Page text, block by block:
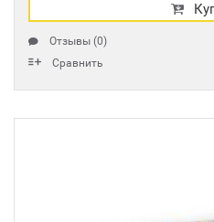
Отзывы (0)
Сравнить